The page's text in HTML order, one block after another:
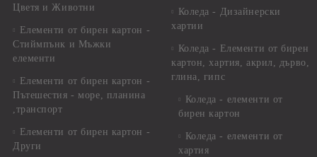
Цветя и Животни
Елементи от бирен картон -
Стиймпънк и Мъжки
елементи
Елементи от бирен картон -
Пътешестия - море, планина
,транспорт
Елементи от бирен картон -
Други
Коледа - Дизайнерски
хартии
Коледа - Eлементи от бирен
картон, хартия, акрил, дърво,
глина, гипс
Коледа - елементи от
бирен картон
Коледа - елементи от
хартия